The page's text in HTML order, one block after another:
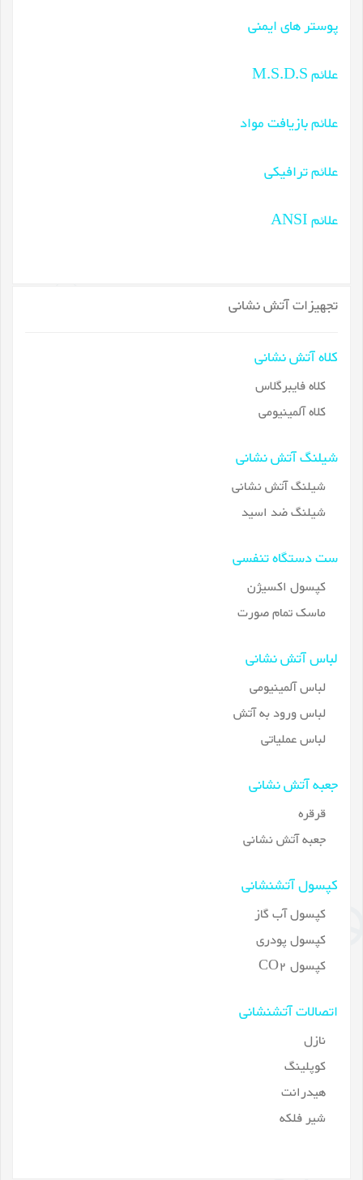
پوستر های ایمنی
علائم M.S.D.S
علائم بازیافت مواد
علائم ترافیکی
علائم ANSI
تجهیزات آتش نشانی
کلاه آتش نشانی
کلاه فایبرگلاس
کلاه آلمینیومی
شیلنگ آتش نشانی
شیلنگ آتش نشانی
شیلنگ ضد اسید
ست دستگاه تنفسی
کپسول اکسیژن
ماسک تمام صورت
لباس آتش نشانی
لباس آلمینیومی
لباس ورود به آتش
لباس عملیاتی
جعبه آتش نشانی
قرقره
جعبه آتش نشانی
کپسول آتشنشانی
کپسول آب گاز
کپسول پودری
کپسول CO2
اتصالات آتشنشانی
نازل
کوپلینگ
هیدرانت
شیر فلکه